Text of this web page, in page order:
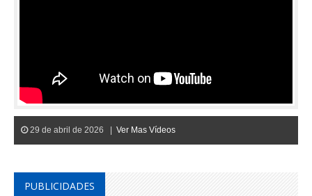
29 de abril de 2026 | Ver Mas Vídeos
PUBLICIDADES